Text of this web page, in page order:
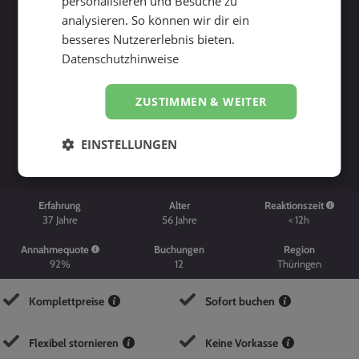
Suche starten
Erfahrung
37 Jahre
Alter
56 Jahre
Reaktionszeit
< 12h
Annahmequote
92%
Buchungen
12
Region
Thüringen
Komplettpreise Sofort buchen
Flexibel stornieren Keine Vorkasse
analysieren. So können wir dir ein
besseres Nutzererlebnis bieten.
Datenschutzhinweise
ZUSTIMMEN & WEITER
EINSTELLUNGEN